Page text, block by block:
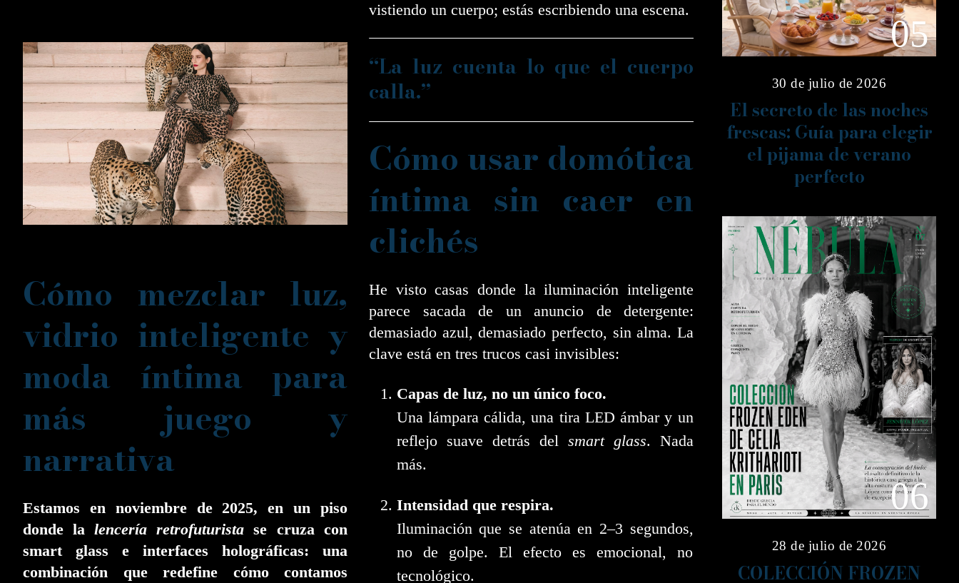
Cómo mezclar luz,
vidrio inteligente y
moda íntima para
más juego y
narrativa
Estamos en noviembre de 2025, en un piso
donde la lencería retrofuturista se cruza con
smart glass e interfaces holográficas: una
combinación que redefine cómo contamos
vistiendo un cuerpo; estás escribiendo una escena.
“La luz cuenta lo que el cuerpo
calla.”
Cómo usar domótica
íntima sin caer en
clichés
He visto casas donde la iluminación inteligente
parece sacada de un anuncio de detergente:
demasiado azul, demasiado perfecto, sin alma. La
clave está en tres trucos casi invisibles:
Capas de luz, no un único foco.
Una lámpara cálida, una tira LED ámbar y un
reflejo suave detrás del smart glass. Nada
más.
Intensidad que respira.
Iluminación que se atenúa en 2–3 segundos,
no de golpe. El efecto es emocional, no
tecnológico.
05
30 de julio de 2026
El secreto de las noches
frescas: Guía para elegir
el pijama de verano
perfecto
06
28 de julio de 2026
COLECCIÓN FROZEN